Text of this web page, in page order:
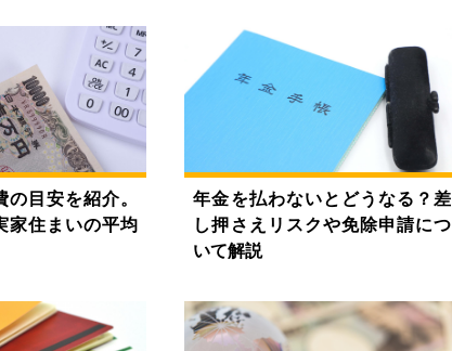
目安を紹介。
家住まいの平均
年金を払わないとどうなる？差
し押さえリスクや免除申請につ
いて解説